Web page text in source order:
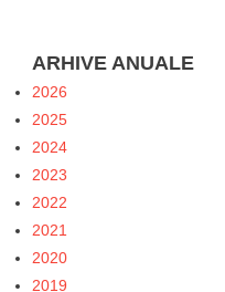
ARHIVE ANUALE
2026
2025
2024
2023
2022
2021
2020
2019